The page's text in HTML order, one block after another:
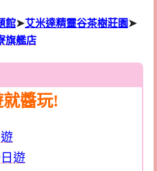
館➤艾米達精靈谷茶樹莊園➤
旗艦店
醬玩!
遊